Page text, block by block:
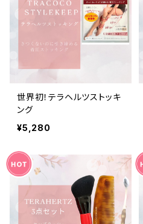
世界初！テラヘルツストッキ
ング
¥5,280